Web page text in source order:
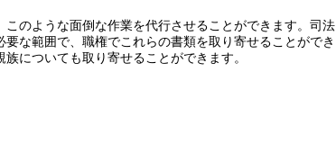
のような面倒な作業を代行させることができます。司法
な範囲で、職権でこれらの書類を取り寄せることができ
についても取り寄せることができます。